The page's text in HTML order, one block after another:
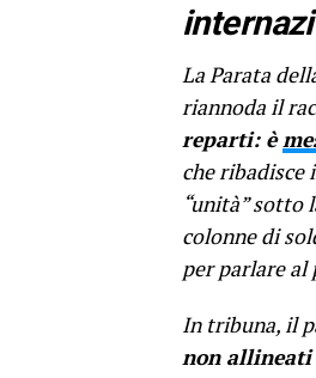
La Parata
riannoda il
reparti: è
che ribadisce
“unità” sotto
colonne di
per parlare
In tribuna, il
non